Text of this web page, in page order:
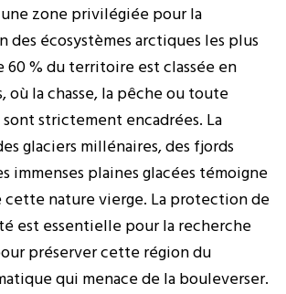
zone privilégiée pour la
des écosystèmes arctiques les plus
60 % du territoire est classée en
où la chasse, la pêche ou toute
strictement encadrées. La
glaciers millénaires, des fjords
immenses plaines glacées témoigne
cette nature vierge. La protection de
est essentielle pour la recherche
préserver cette région du
qui menace de la bouleverser.